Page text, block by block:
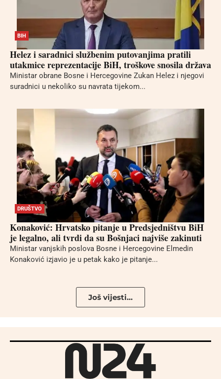
BIH
Helez i saradnici službenim putovanjima pratili
utakmice reprezentacije BiH, troškove snosila država
Ministar obrane Bosne i Hercegovine Zukan Helez i njegovi
suradnici u nekoliko su navrata tijekom...
DRUŠTVO
Konaković: Hrvatsko pitanje u Predsjedništvu BiH
je legalno, ali tvrdi da su Bošnjaci najviše zakinuti
Ministar vanjskih poslova Bosne i Hercegovine Elmedin
Konaković izjavio je u petak kako je pitanje...
Još vijesti...